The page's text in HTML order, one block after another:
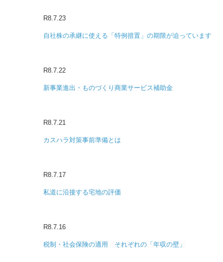
R8.7.23
自社株の承継に使える「特例措置」の期限が迫っています
R8.7.22
新事業進出・ものづくり商業サービス補助金
R8.7.21
カスハラ対策事前準備とは
R8.7.17
私道に沿接する宅地の評価
R8.7.16
税制・社会保険の適用 それぞれの「年収の壁」